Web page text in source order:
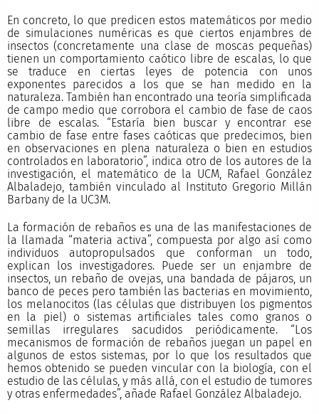
En concreto, lo que predicen estos matemáticos por medio
de simulaciones numéricas es que ciertos enjambres de
insectos (concretamente una clase de moscas pequeñas)
tienen un comportamiento caótico libre de escalas, lo que
se traduce en ciertas leyes de potencia con unos
exponentes parecidos a los que se han medido en la
naturaleza. También han encontrado una teoría simplificada
de campo medio que corrobora el cambio de fase de caos
libre de escalas. “Estaría bien buscar y encontrar ese
cambio de fase entre fases caóticas que predecimos, bien
en observaciones en plena naturaleza o bien en estudios
controlados en laboratorio”, indica otro de los autores de la
investigación, el matemático de la UCM, Rafael González
Albaladejo, también vinculado al Instituto Gregorio Millán
Barbany de la UC3M.
La formación de rebaños es una de las manifestaciones de
la llamada “materia activa”, compuesta por algo así como
individuos autopropulsados que conforman un todo,
explican los investigadores. Puede ser un enjambre de
insectos, un rebaño de ovejas, una bandada de pájaros, un
banco de peces pero también las bacterias en movimiento,
los melanocitos (las células que distribuyen los pigmentos
en la piel) o sistemas artificiales tales como granos o
semillas irregulares sacudidos periódicamente. “Los
mecanismos de formación de rebaños juegan un papel en
algunos de estos sistemas, por lo que los resultados que
hemos obtenido se pueden vincular con la biología, con el
estudio de las células, y más allá, con el estudio de tumores
y otras enfermedades”, añade Rafael González Albaladejo.